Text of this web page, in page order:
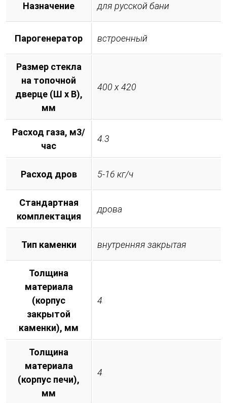
Назначение для русской бани
Парогенератор встроенный
Размер стекла
на топочной
дверце (Ш х В),
мм
400 х 420
Расход газа, м3/
час
4.3
Расход дров 5-16 кг/ч
Стандартная
комплектация
дрова
Тип каменки внутренняя закрытая
Толщина
материала
(корпус
закрытой
каменки), мм
4
Толщина
материала
(корпус печи),
мм
4